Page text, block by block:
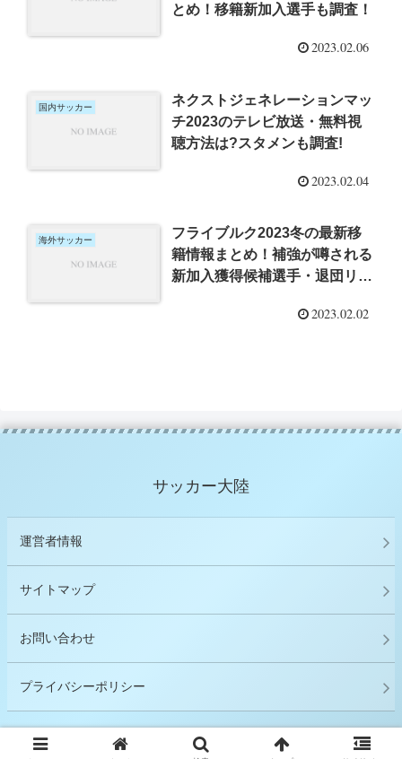
とめ！移籍新加入選手も調査！
2023.02.06
国内サッカー
ネクストジェネレーションマッ
チ2023のテレビ放送・無料視
聴方法は?スタメンも調査!
2023.02.04
海外サッカー
フライブルク2023冬の最新移
籍情報まとめ！補強が噂される
新加入獲得候補選手・退団リス
2023.02.02
サッカー大陸
運営者情報
サイトマップ
お問い合わせ
プライバシーポリシー
© 2021 サッカー大陸.